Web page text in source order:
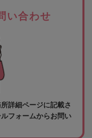
い合わせ
詳細ページに記載さ
フォームからお問い